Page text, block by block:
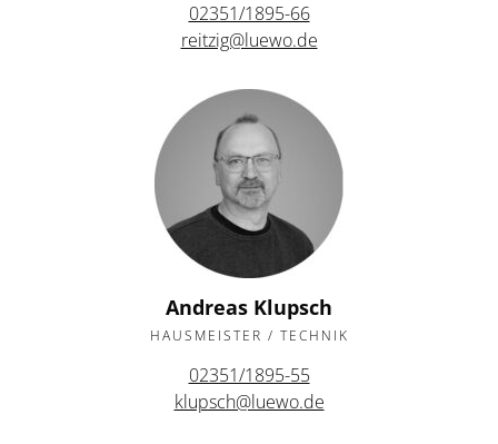
02351/1895-66
reitzig@luewo.de
Andreas Klupsch
HAUSMEISTER / TECHNIK
02351/1895-55
klupsch@luewo.de